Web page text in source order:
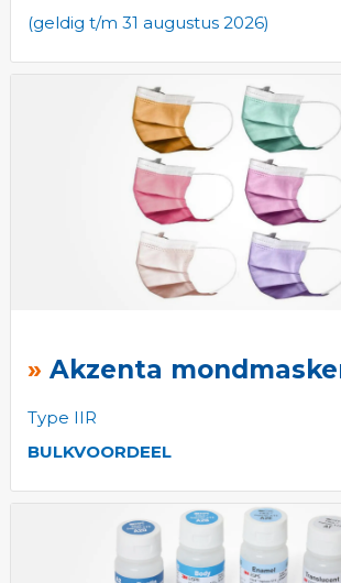
(geldig t/m 31 augustus 2026)
Akzenta
Type IIR
BULKVOORDEEL